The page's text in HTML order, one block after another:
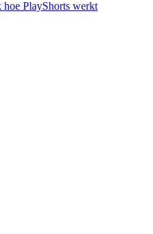
PlayShorts werkt